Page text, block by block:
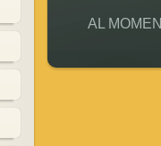
AL